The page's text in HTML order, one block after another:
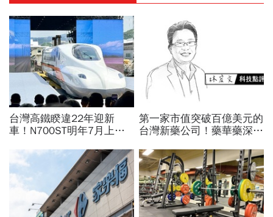
台灣高鐵睽違22年迎新
車！N700ST明年7月上
史哲：台灣動脈再升級
第一家市值突破百億美元的
台灣新藥公司！藥華藥深耕
田製藥？